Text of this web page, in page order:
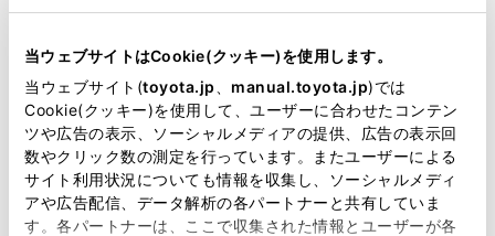
当ウェブサイトはCookie(クッキー)を使用します。
当ウェブサイト(toyota.jp manual.toyota.jp)では
Cookie(クッキー)を使用して、ユーザーに合わせたコンテン
ツや広告の表示、ソーシャルメディアの提供、広告の表示回
数やクリック数の測定を行っています。またユーザーによる
サイト利用状況についても情報を収集し、ソーシャルメディ
アや広告配信、データ解析の各パートナーと共有していま
す。各パートナーは、ここで収集された情報とユーザーが各
必須 市区町村名